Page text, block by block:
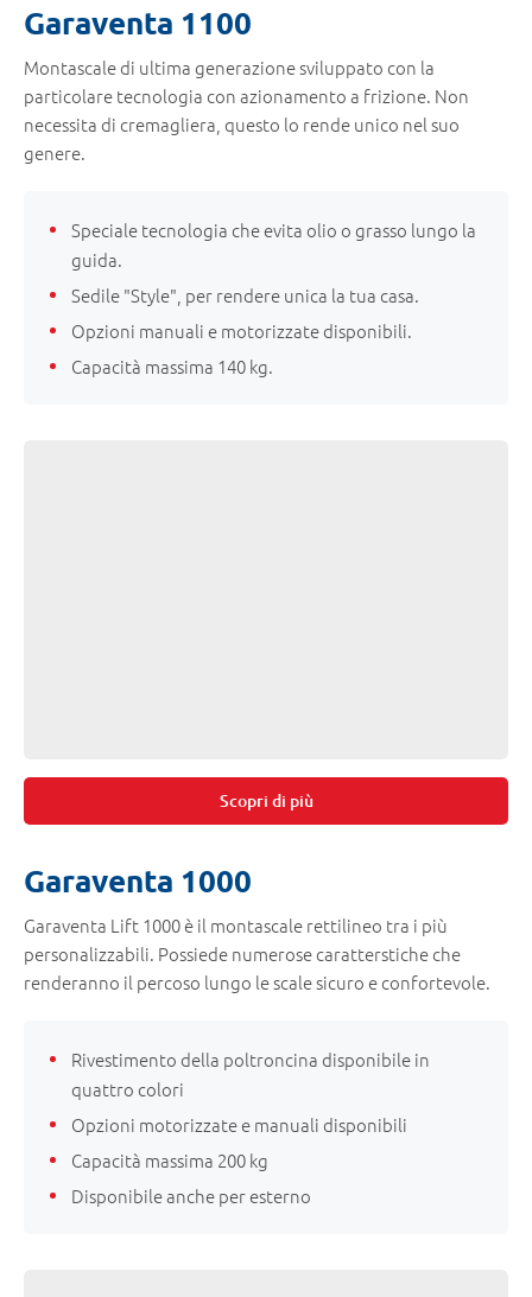
Garaventa 1100
Montascale di ultima generazione sviluppato con la
particolare tecnologia con azionamento a frizione. Non
necessita di cremagliera, questo lo rende unico nel suo
genere.
Speciale tecnologia che evita olio o grasso lungo la
guida.
Sedile "Style", per rendere unica la tua casa.
Opzioni manuali e motorizzate disponibili.
Capacità massima 140 kg.
Scopri di più
Garaventa 1000
Garaventa Lift 1000 è il montascale rettilineo tra i più
personalizzabili. Possiede numerose caratterstiche che
renderanno il percoso lungo le scale sicuro e confortevole.
Rivestimento della poltroncina disponibile in
quattro colori
Opzioni motorizzate e manuali disponibili
Capacità massima 200 kg
Disponibile anche per esterno